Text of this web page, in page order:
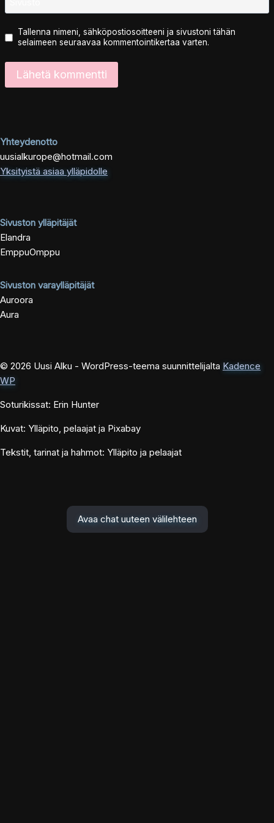
Tallenna nimeni, sähköpostiosoitteeni ja sivustoni tähän
selaimeen seuraavaa kommentointikertaa varten.
Yhteydenotto
uusialkurope@hotmail.com
Yksityistä asiaa ylläpidolle
Sivuston ylläpitäjät
Elandra
EmppuOmppu
Sivuston varaylläpitäjät
Auroora
Aura
© 2026 Uusi Alku - WordPress-teema suunnittelijalta Kadence
WP
Soturikissat: Erin Hunter
Kuvat: Ylläpito, pelaajat ja Pixabay
Tekstit, tarinat ja hahmot: Ylläpito ja pelaajat
Avaa chat uuteen välilehteen